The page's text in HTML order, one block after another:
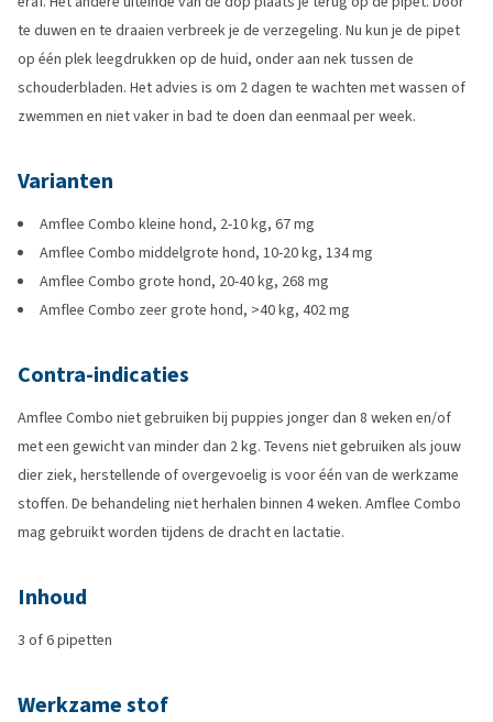
te duwen en te draaien verbreek je de verzegeling. Nu kun je de pipet
op één plek leegdrukken op de huid, onder aan nek tussen de
schouderbladen. Het advies is om 2 dagen te wachten met wassen of
zwemmen en niet vaker in bad te doen dan eenmaal per week.
Varianten
Amflee Combo kleine hond, 2-10 kg, 67 mg
Amflee Combo middelgrote hond, 10-20 kg, 134 mg
Amflee Combo grote hond, 20-40 kg, 268 mg
Amflee Combo zeer grote hond, >40 kg, 402 mg
Contra-indicaties
Amflee Combo niet gebruiken bij puppies jonger dan 8 weken en/of
met een gewicht van minder dan 2 kg. Tevens niet gebruiken als jouw
dier ziek, herstellende of overgevoelig is voor één van de werkzame
stoffen. De behandeling niet herhalen binnen 4 weken. Amflee Combo
mag gebruikt worden tijdens de dracht en lactatie.
Inhoud
3 of 6 pipetten
Werkzame stof